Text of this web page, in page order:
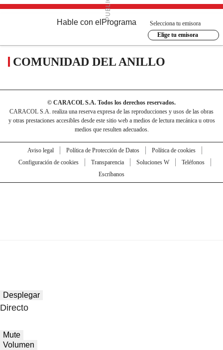
Hable con el Programa
Selecciona tu emisora
Elige tu emisora
COMUNIDAD DEL ANILLO
© CARACOL S.A. Todos los derechos reservados.
CARACOL S.A. realiza una reserva expresa de las reproducciones y usos de las obras
y otras prestaciones accesibles desde este sitio web a medios de lectura mecánica u otros
medios que resulten adecuados.
Aviso legal Política de Protección de Datos
Política de cookies
Configuración de cookies
Transparencia Soluciones W
Teléfonos
Escríbanos
Desplegar
Directo
Mute
Volumen